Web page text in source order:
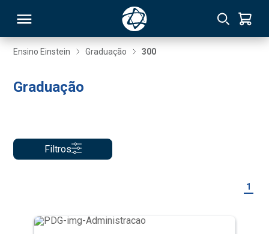
Ensino Einstein Graduação 300
Graduação
Filtros
1